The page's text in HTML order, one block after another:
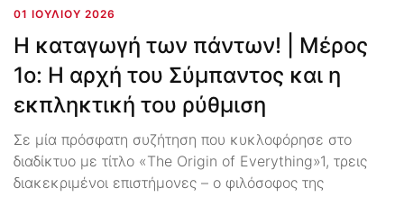
01 ΙΟΥΛΊΟΥ 2026
Η καταγωγή των πάντων! | Μέρος
1ο: Η αρχή του Σύμπαντος και η
εκπληκτική του ρύθμιση
Σε μία πρόσφατη συζήτηση που κυκλοφόρησε στο
διαδίκτυο με τίτλο «The Origin of Everything»1, τρεις
διακεκριμένοι επιστήμονες – ο φιλόσοφος της